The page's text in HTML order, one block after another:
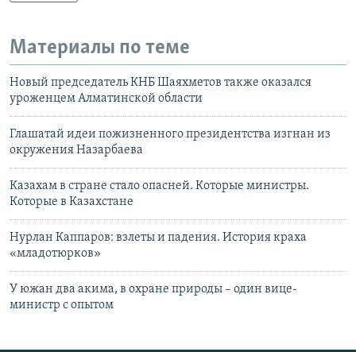
Материалы по теме
Новый председатель КНБ Шаяхметов также оказался
уроженцем Алматинской области
Глашатай идеи пожизненного президентства изгнан из
окружения Назарбаева
Казахам в стране стало опасней. Которые министры.
Которые в Казахстане
Нурлан Каппаров: взлеты и падения. История краха
«младотюрков»
У южан два акима, в охране природы – один вице-
министр с опытом